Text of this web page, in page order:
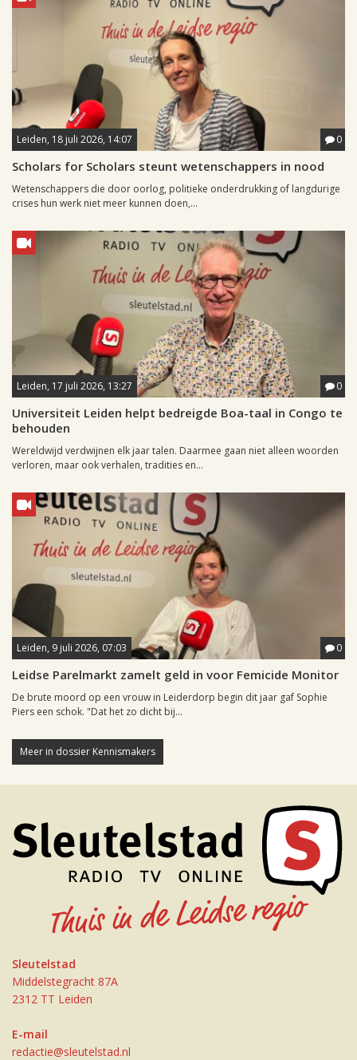
Leiden, 18 juli 2026, 14:07 0
Scholars for Scholars steunt wetenschappers in nood
Wetenschappers die door oorlog, politieke onderdrukking of langdurige
crises hun werk niet meer kunnen doen,...
Leiden, 17 juli 2026, 13:27 0
Universiteit Leiden helpt bedreigde Boa-taal in Congo te
behouden
Wereldwijd verdwijnen elk jaar talen. Daarmee gaan niet alleen woorden
verloren, maar ook verhalen, tradities en...
Leiden, 9 juli 2026, 07:03 0
Leidse Parelmarkt zamelt geld in voor Femicide Monitor
De brute moord op een vrouw in Leiderdorp begin dit jaar gaf Sophie
Piers een schok. "Dat het zo dicht bij...
Meer in dossier Kennismakers
Sleutelstad
Middelstegracht 87A
2312 TT Leiden
E-mail
redactie@sleutelstad.nl